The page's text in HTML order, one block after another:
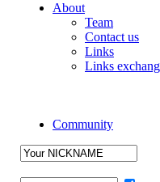
About
Team
Contact us
Links
Links
Community